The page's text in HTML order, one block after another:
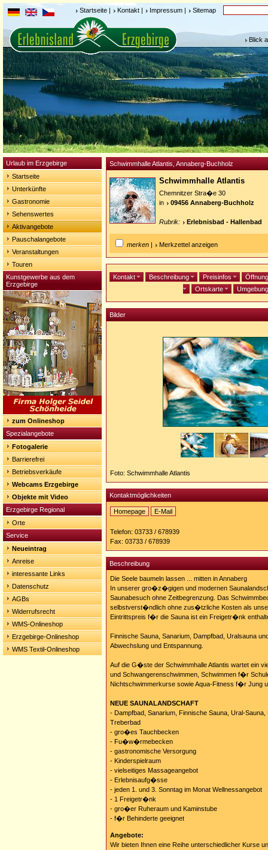
Startseite | Kontakt | Impressum | Sitemap
Blick
Urlaub im Erzgebirge
Startseite
Unterkünfte
Gastronomie
Sehenswertes
Aktivangebote
Pauschalangebote
Veranstaltungen
Touren
Kunstgewerbe aus dem
Erzgebirge
zum Onlineshop
Spezialangebote
Fotogalerie
Barrierefrei
Betriebsverkäufe
Webcams Erzgebirge
Objekte mit Video
Erzgebirge Regional
Orte
Service
Neueintrag
Anreise
interessante Links
Datenschutz
AGBs
Widerrufsrecht
WMS-Onlineshop
Erzgebirge-Onlineshop
WMS Textil-Onlineshop
Schwimmhalle Atlantis, Annaberg-Buchholz
Schwimmhalle Atlantis
Chemnitzer Stra�e 30
in
09456 Annaberg-Buchholz
Rubrik: Erlebnisbad - Hallenbad
merken | Merkzettel anzeigen
Kontakt Beschreibung Preisinfos
Ortskarte
Bilder
Foto: Schwimmhalle Atlantis
Kontaktmöglichkeiten
Homepage
http://www.sf-
ana.de/
E-Mail
Telefon: 03733 / 678939
Fax: 03733 / 678939
Beschreibung
Die Seele baumeln lassen ... mitten in Annaberg
In unserer gro�z�gigen und modernen
Saunabesuch ohne Zeitbegrenzung. Das
selbstverst�ndlich ohne zus�tzliche Kosten als
Eintrittspreis f�r die Sauna ist ein Freigetr�nk
Finnische Sauna, Sanarium, Dampfbad, Uralsauna
Abwechslung und Entspannung.
Auf die G�ste der Schwimmhalle Atlantis wartet ein
und Schwangerenschwimmen, Schwimmen f�r
Nichtschwimmerkurse sowie Aqua-Fitness f�r Jung
NEUE SAUNALANDSCHAFT
- Dampfbad, Sanarium, Finnische Sauna, Ural-
Treberbad
- gro�es Tauchbecken
- Fu�w�rmebecken
- gastronomische Versorgung
- Kinderspielraum
- vielseitiges Massageangebot
- Erlebnisaufg�sse
- jeden 1. und 3. Sonntag im Monat Wellnessangebot
- 1 Freigetr�nk
- gro�er Ruheraum und Kaminstube
- f�r Behinderte geeignet
Angebote:
Wir bieten Ihnen eine Reihe unterschiedlicher Kurse